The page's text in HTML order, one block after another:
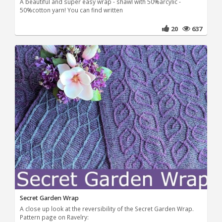
50%cotton yarn! You can find written
20 637
Secret Garden Wrap
A close up look at the reversibility of the Secret Garden Wrap.
Pattern page on Ravelry: